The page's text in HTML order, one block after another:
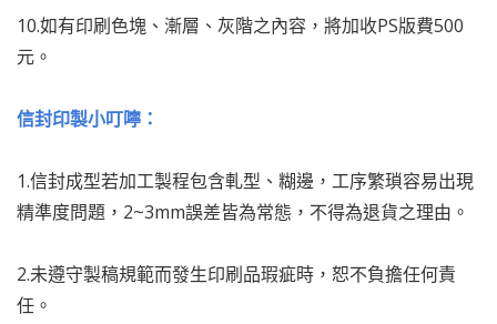
10.如有印刷色塊、漸層、灰階之內容，將加收PS版費500
元。
信封印製小叮嚀：
1.信封成型若加工製程包含軋型、糊邊，工序繁瑣容易出現
精準度問題，2~3mm誤差皆為常態，不得為退貨之理由。
2.未遵守製稿規範而發生印刷品瑕疵時，恕不負擔任何責
任。